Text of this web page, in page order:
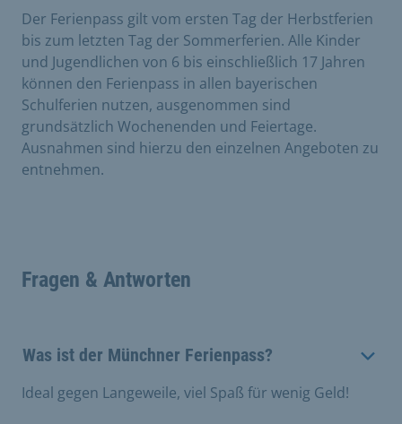
Der Ferienpass gilt vom ersten Tag der Herbstferien
bis zum letzten Tag der Sommerferien. Alle Kinder
und Jugendlichen von 6 bis einschließlich 17 Jahren
können den Ferienpass in allen bayerischen
Schulferien nutzen, ausgenommen sind
grundsätzlich Wochenenden und Feiertage.
Ausnahmen sind hierzu den einzelnen Angeboten zu
entnehmen.
Fragen & Antworten
Was ist der Münchner Ferienpass?
Ideal gegen Langeweile, viel Spaß für wenig Geld!